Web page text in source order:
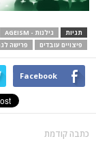
תגיות גילנות - AGEISM
פיצויים עובדים
פרישה
Facebook
כתבה קודמת